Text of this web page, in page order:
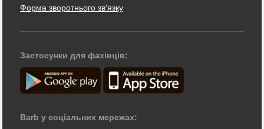
Форма зворотнього зв'язку
Застосунки для фахівців:
Barb у соціальних мережах: